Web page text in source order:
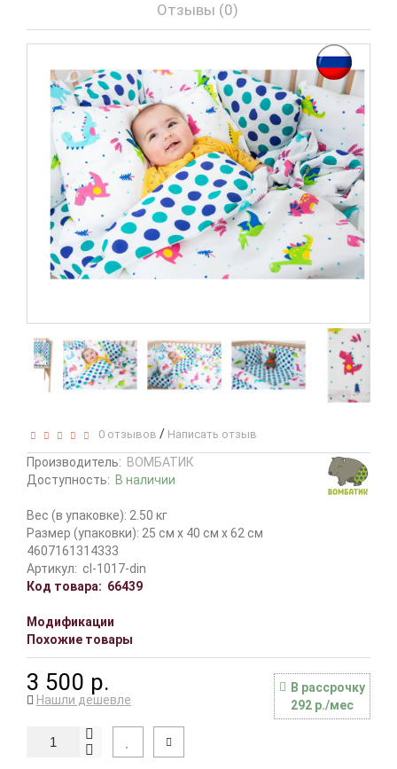
Отзывы (0)
0 отзывов / Написать отзыв
Производитель: ВОМБАТИК
Доступность: В наличии
Вес (в упаковке): 2.50 кг
Размер (упаковки): 25 см x 40 см x 62 см
4607161314333
Артикул: cl-1017-din
Код товара: 66439
Модификации
Похожие товары
3 500 р.
В рассрочку
292 р./мес
Нашли дешевле